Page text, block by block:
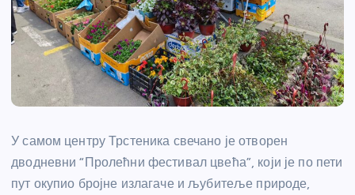
У самом центру Трстеника свечано је отворен
дводневни “Пролећни фестивал цвећа”, који је по пети
пут окупио бројне излагаче и љубитеље природе,